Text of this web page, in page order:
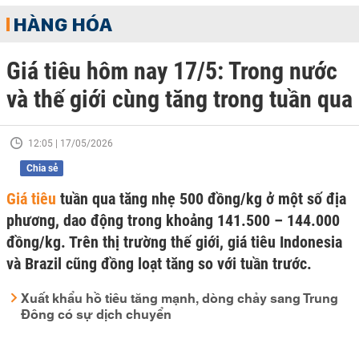
HÀNG HÓA
Giá tiêu hôm nay 17/5: Trong nước
và thế giới cùng tăng trong tuần qua
12:05 | 17/05/2026
Chia sẻ
Giá tiêu tuần qua tăng nhẹ 500 đồng/kg ở một số địa
phương, dao động trong khoảng 141.500 – 144.000
đồng/kg. Trên thị trường thế giới, giá tiêu Indonesia
và Brazil cũng đồng loạt tăng so với tuần trước.
Xuất khẩu hồ tiêu tăng mạnh, dòng chảy sang Trung
Đông có sự dịch chuyển